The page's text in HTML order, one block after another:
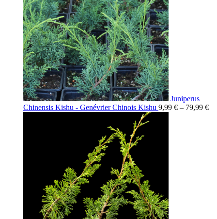
Juniperus
Chinensis Kishu - Genévrier Chinois Kishu 9,99 € – 79,99 €